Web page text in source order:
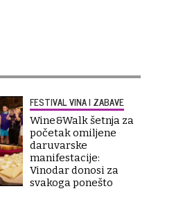
FESTIVAL VINA I ZABAVE
Wine&Walk šetnja za
početak omiljene
daruvarske
manifestacije:
Vinodar donosi za
svakoga ponešto